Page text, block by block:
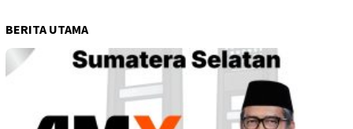
BERITA UTAMA